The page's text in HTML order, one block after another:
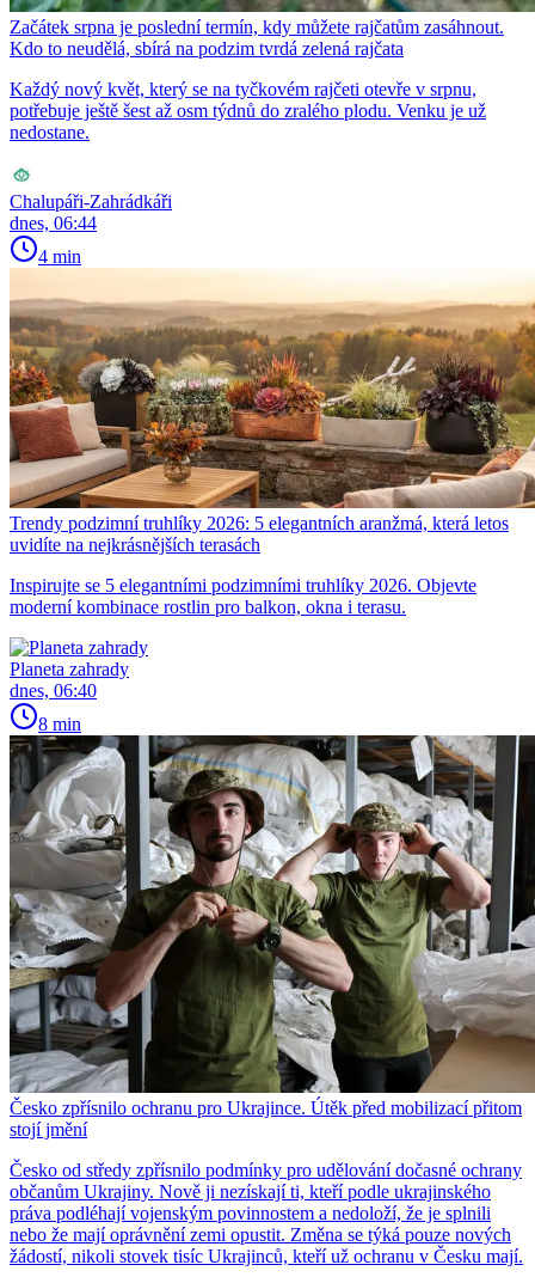
Začátek srpna je poslední termín, kdy můžete rajčatům zasáhnout.
Kdo to neudělá, sbírá na podzim tvrdá zelená rajčata
Každý nový květ, který se na tyčkovém rajčeti otevře v srpnu,
potřebuje ještě šest až osm týdnů do zralého plodu. Venku je už
nedostane.
Chalupáři-Zahrádkáři
dnes, 06:44
4 min
Trendy podzimní truhlíky 2026: 5 elegantních aranžmá, která letos
uvidíte na nejkrásnějších terasách
Inspirujte se 5 elegantními podzimními truhlíky 2026. Objevte
moderní kombinace rostlin pro balkon, okna i terasu.
Planeta zahrady
dnes, 06:40
8 min
Česko zpřísnilo ochranu pro Ukrajince. Útěk před mobilizací přitom
stojí jmění
Česko od středy zpřísnilo podmínky pro udělování dočasné ochrany
občanům Ukrajiny. Nově ji nezískají ti, kteří podle ukrajinského
práva podléhají vojenským povinnostem a nedoloží, že je splnili
nebo že mají oprávnění zemi opustit. Změna se týká pouze nových
žádostí, nikoli stovek tisíc Ukrajinců, kteří už ochranu v Česku mají.